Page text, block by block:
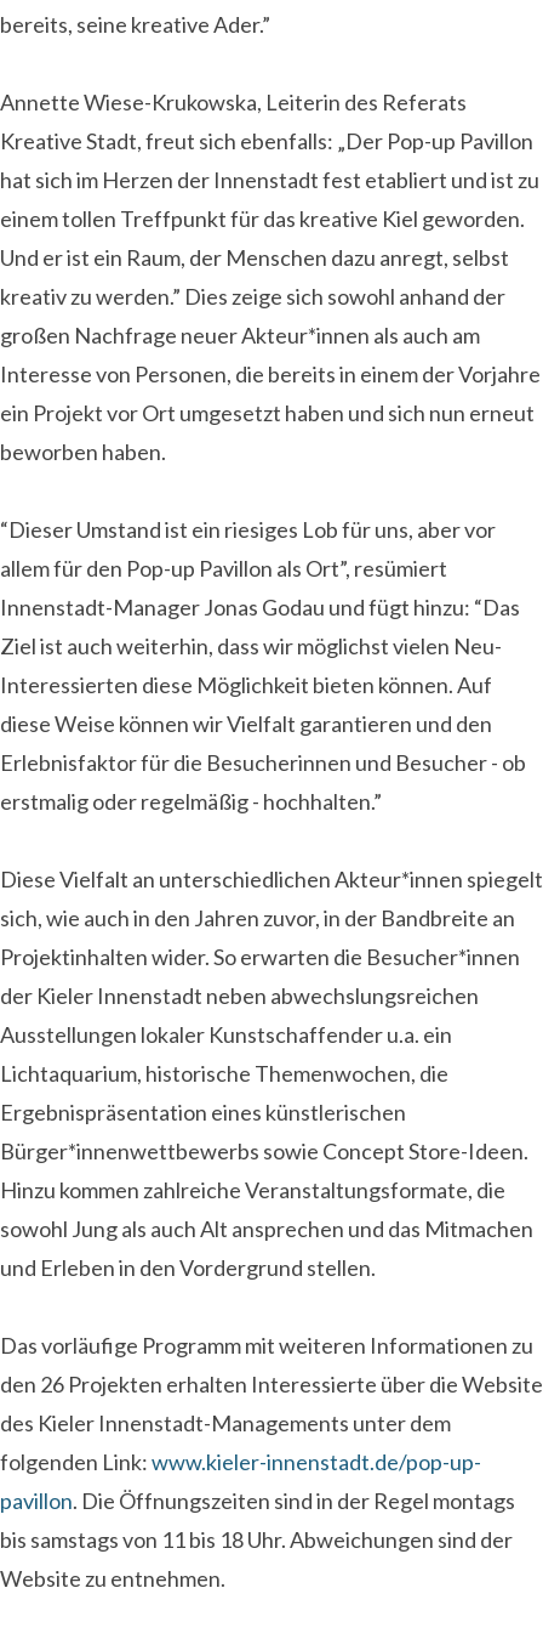
bereits, seine kreative Ader.”
Annette Wiese-Krukowska, Leiterin des Referats
Kreative Stadt, freut sich ebenfalls: „Der Pop-up Pavillon
hat sich im Herzen der Innenstadt fest etabliert und ist zu
einem tollen Treffpunkt für das kreative Kiel geworden.
Und er ist ein Raum, der Menschen dazu anregt, selbst
kreativ zu werden.” Dies zeige sich sowohl anhand der
großen Nachfrage neuer Akteur*innen als auch am
Interesse von Personen, die bereits in einem der Vorjahre
ein Projekt vor Ort umgesetzt haben und sich nun erneut
beworben haben.
“Dieser Umstand ist ein riesiges Lob für uns, aber vor
allem für den Pop-up Pavillon als Ort”, resümiert
Innenstadt-Manager Jonas Godau und fügt hinzu: “Das
Ziel ist auch weiterhin, dass wir möglichst vielen Neu-
Interessierten diese Möglichkeit bieten können. Auf
diese Weise können wir Vielfalt garantieren und den
Erlebnisfaktor für die Besucherinnen und Besucher - ob
erstmalig oder regelmäßig - hochhalten.”
Diese Vielfalt an unterschiedlichen Akteur*innen spiegelt
sich, wie auch in den Jahren zuvor, in der Bandbreite an
Projektinhalten wider. So erwarten die Besucher*innen
der Kieler Innenstadt neben abwechslungsreichen
Ausstellungen lokaler Kunstschaffender u.a. ein
Lichtaquarium, historische Themenwochen, die
Ergebnispräsentation eines künstlerischen
Bürger*innenwettbewerbs sowie Concept Store-Ideen.
Hinzu kommen zahlreiche Veranstaltungsformate, die
sowohl Jung als auch Alt ansprechen und das Mitmachen
und Erleben in den Vordergrund stellen.
Das vorläufige Programm mit weiteren Informationen zu
den 26 Projekten erhalten Interessierte über die Website
des Kieler Innenstadt-Managements unter dem
folgenden Link:www.kieler-innenstadt.de/pop-up-
pavillon. Die Öffnungszeiten sind in der Regel montags
bis samstags von 11 bis 18 Uhr. Abweichungen sind der
Website zu entnehmen.